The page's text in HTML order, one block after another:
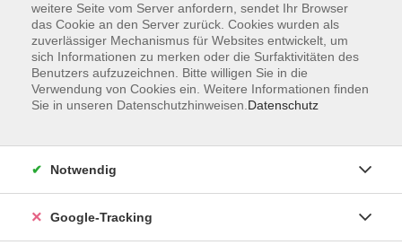
weitere Seite vom Server anfordern, sendet Ihr Browser
das Cookie an den Server zurück. Cookies wurden als
zuverlässiger Mechanismus für Websites entwickelt, um
sich Informationen zu merken oder die Surfaktivitäten des
Benutzers aufzuzeichnen. Bitte willigen Sie in die
Verwendung von Cookies ein. Weitere Informationen finden
Sie in unseren Datenschutzhinweisen. Datenschutz
Notwendig
Google-Tracking